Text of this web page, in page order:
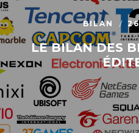
BILAN
LE BILAN DES